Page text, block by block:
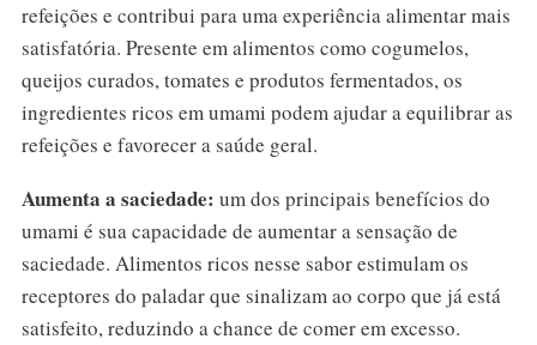
refeições e contribui para uma experiência alimentar mais
satisfatória. Presente em alimentos como cogumelos,
queijos curados, tomates e produtos fermentados, os
ingredientes ricos em umami podem ajudar a equilibrar as
refeições e favorecer a saúde geral.
Aumenta a saciedade: um dos principais benefícios do
umami é sua capacidade de aumentar a sensação de
saciedade. Alimentos ricos nesse sabor estimulam os
receptores do paladar que sinalizam ao corpo que já está
satisfeito, reduzindo a chance de comer em excesso.